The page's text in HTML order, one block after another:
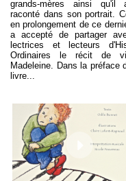
grands-mères ainsi qu'il
raconté dans son portrait.
en prolongement de ce
a accepté de partager
lectrices et lecteurs
Ordinaires le récit de
Madeleine. Dans la préface
livre...